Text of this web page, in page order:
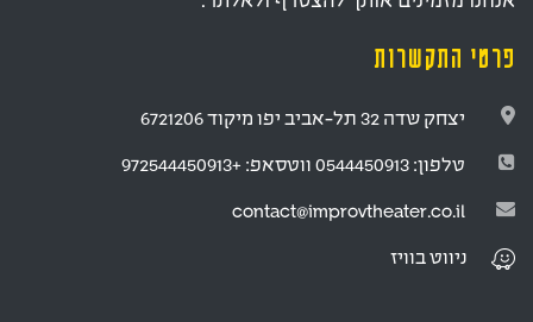
פרטי התקשרות
יצחק שדה 32 תל-אביב יפו מיקוד 6721206
טלפון: 0544450913 ווטסאפ: +972544450913
contact@improvtheater.co.il
ניווטבוויז